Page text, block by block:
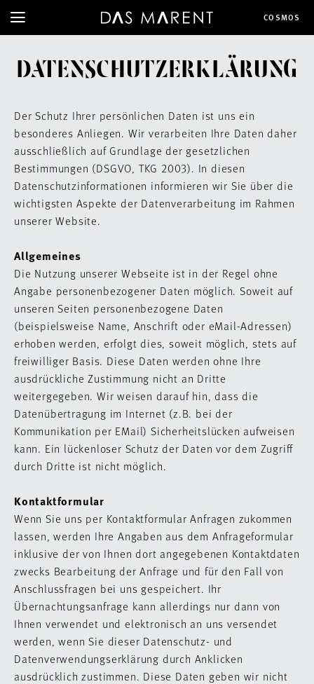
COSMOS
DATENSCHUTZERKLÄRUNG
Der Schutz Ihrer persönlichen Daten ist uns ein
besonderes Anliegen. Wir verarbeiten Ihre Daten daher
ausschließlich auf Grundlage der gesetzlichen
Bestimmungen (DSGVO, TKG 2003). In diesen
Datenschutzinformationen informieren wir Sie über die
wichtigsten Aspekte der Datenverarbeitung im Rahmen
unserer Website.
Allgemeines
Die Nutzung unserer Webseite ist in der Regel ohne
Angabe personenbezogener Daten möglich. Soweit auf
unseren Seiten personenbezogene Daten
(beispielsweise Name, Anschrift oder eMail-Adressen)
erhoben werden, erfolgt dies, soweit möglich, stets auf
freiwilliger Basis. Diese Daten werden ohne Ihre
ausdrückliche Zustimmung nicht an Dritte
weitergegeben. Wir weisen darauf hin, dass die
Datenübertragung im Internet (z.B. bei der
Kommunikation per EMail) Sicherheitslücken aufweisen
kann. Ein lückenloser Schutz der Daten vor dem Zugriff
durch Dritte ist nicht möglich.
Kontaktformular
Wenn Sie uns per Kontaktformular Anfragen zukommen
lassen, werden Ihre Angaben aus dem Anfrageformular
inklusive der von Ihnen dort angegebenen Kontaktdaten
zwecks Bearbeitung der Anfrage und für den Fall von
Anschlussfragen bei uns gespeichert. Ihr
Übernachtungsanfrage kann allerdings nur dann von
Ihnen verwendet und elektronisch an uns versendet
werden, wenn Sie dieser Datenschutz- und
Datenverwendungserklärung durch Anklicken
ausdrücklich zustimmen. Diese Daten geben wir nicht